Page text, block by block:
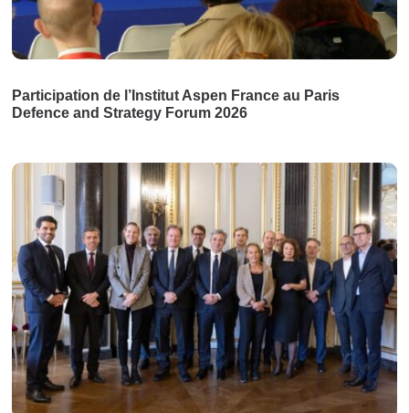
Participation de l’Institut Aspen France au Paris
Defence and Strategy Forum 2026